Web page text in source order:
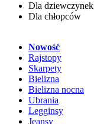
Dla dziewczynek
Dla chłopców
Nowość
Rajstopy
Skarpety
Bielizna
Bielizna nocna
Ubrania
Legginsy
Jeansy